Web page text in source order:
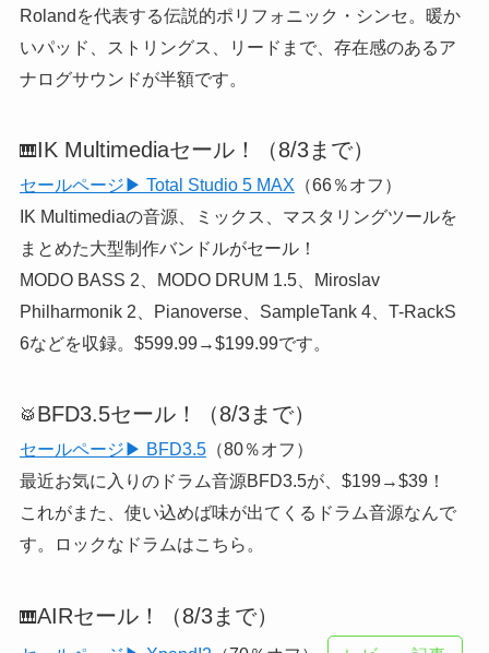
Rolandを代表する伝説的ポリフォニック・シンセ。暖か
いパッド、ストリングス、リードまで、存在感のあるア
ナログサウンドが半額です。
🎹IK Multimediaセール！（8/3まで）
セールページ▶ Total Studio 5 MAX （66％オフ）
IK Multimediaの音源、ミックス、マスタリングツールを
まとめた大型制作バンドルがセール！
MODO BASS 2、MODO DRUM 1.5、Miroslav
Philharmonik 2、Pianoverse、SampleTank 4、T-RackS
6などを収録。$599.99→$199.99です。
🥁 BFD3.5セール！（8/3まで）
セールページ▶ BFD3.5（80％オフ）
最近お気に入りのドラム音源BFD3.5が、$199→$39！
これがまた、使い込めば味が出てくるドラム音源なんで
す。ロックなドラムはこちら。
🎹AIRセール！（8/3まで）